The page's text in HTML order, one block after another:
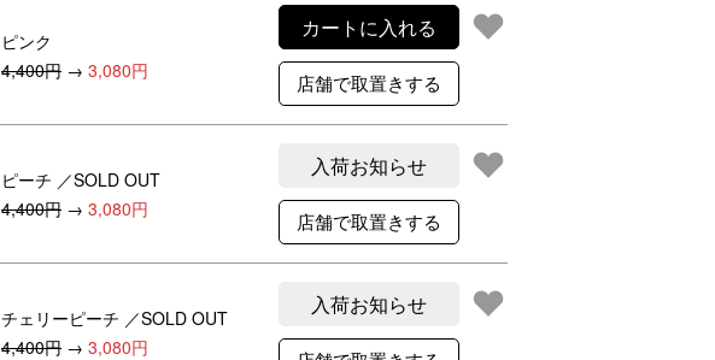
ピンク
4,400円 → 3,080円
カートに入れる
ピーチ ／SOLD OUT
4,400円 → 3,080円
入荷お知らせ
チェリーピーチ ／SOLD OUT
4,400円 → 3,080円
入荷お知らせ